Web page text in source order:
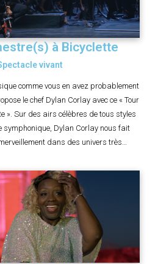
à Bicyclette
vivant
comme vous en avez probablement
le chef Dylan Corlay avec ce « Tour
». Sur des airs célèbres de tous styles
symphonique, Dylan Corlay nous fait
dans des univers très…